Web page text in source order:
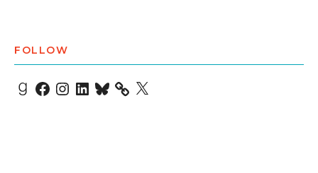
FOLLOW
Goodreads
Facebook
Instagram
LinkedIn
Bluesky X